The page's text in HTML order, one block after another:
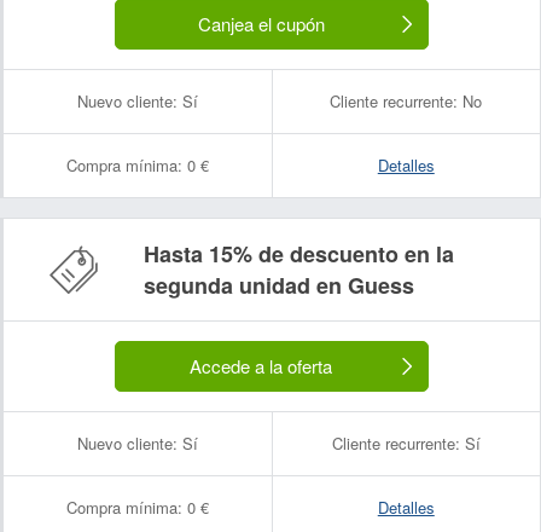
Canjea el cupón
Nuevo cliente: Sí Cliente recurrente: No
Compra mínima: 0 € Detalles
Hasta 15% de descuento en la
segunda unidad en Guess
Accede a la oferta
Nuevo cliente: Sí Cliente recurrente: Sí
Compra mínima: 0 € Detalles